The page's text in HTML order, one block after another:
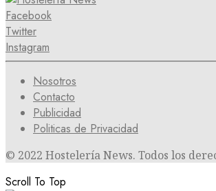
Facebook
Twitter
Instagram
Nosotros
Contacto
Publicidad
Politicas de Privacidad
© 2022 Hostelería News. Todos los
Scroll To Top